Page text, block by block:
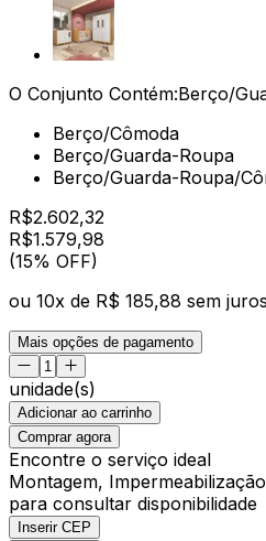
O Conjunto Contém:Berço/
Berço/Cômoda
Berço/Guarda-Roupa
Berço/Guarda-Roupa/
R$2.602,32
R$1.579,98
(15% OFF)
ou 10x de R$ 185,88 sem juros
Mais opções de pagamento
unidade(s)
Adicionar ao carrinho
Comprar agora
Encontre o serviço ideal
Montagem,
para consultar disponibilidade
Inserir CEP